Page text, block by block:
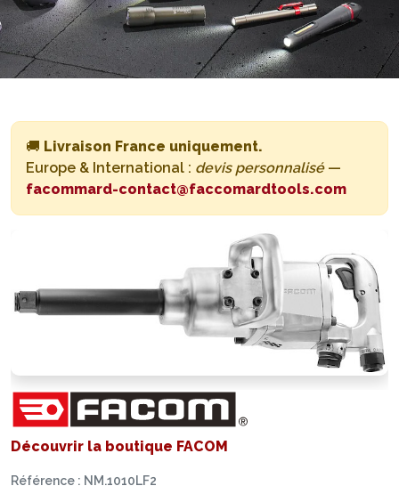
🚚 Livraison France uniquement.
Europe & International : devis personnalisé—
facommard-contact@faccomardtools.com
Découvrir la boutique FACOM
Référence : NM.1010LF2